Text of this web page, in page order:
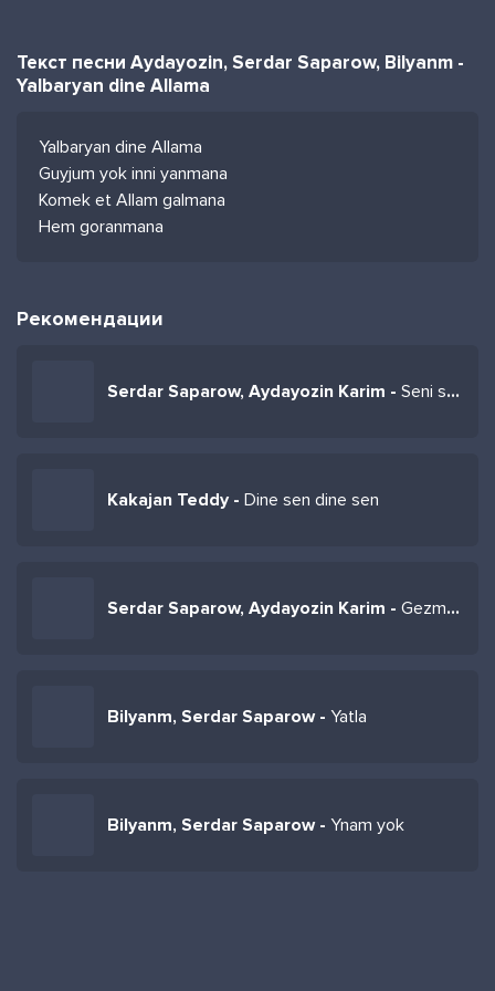
Текст песни Aydayozin, Serdar Saparow, Bilyanm -
Yalbaryan dine Allama
Yalbaryan dine Allama
Guyjum yok inni yanmana
Komek et Allam galmana
Hem goranmana
Рекомендации
Serdar Saparow, Aydayozin Karim - Seni soyup men akmak
Kakajan Teddy - Dine sen dine sen
Serdar Saparow, Aydayozin Karim - Gezme diydim goren zadyn oynap
Bilyanm, Serdar Saparow - Yatla
Bilyanm, Serdar Saparow - Ynam yok